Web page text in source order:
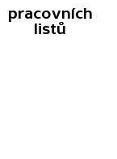
pracovních
listů